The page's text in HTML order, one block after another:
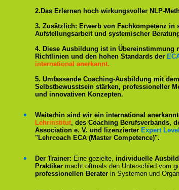
2.Das Erlernen hoch wirkungsvoller NLP-
3. Zusätzlich: Erwerb von Fachkompetenz in
Aufstellungsarbeit und systemischer
4. Diese Ausbildung ist in Übereinstimmung
Richtlinien und den hohen Standards der
international anerkannt.
5. Umfassende Coaching-Ausbildung mit
Selbstbewusstsein stärken, professioneller
und innovativen Konzepten.
Weiterhin sind wir ein international
Lehrinstitut, des Coaching Berufsverbands,
Association e. V. und lizenzierter Expert
"Lehrcoach ECA (Master Competence)".
Der Trainer: Eine gezielte, individuelle
Praktiker macht oftmals den Unterschied vom
professionellen Berater in Systemen und